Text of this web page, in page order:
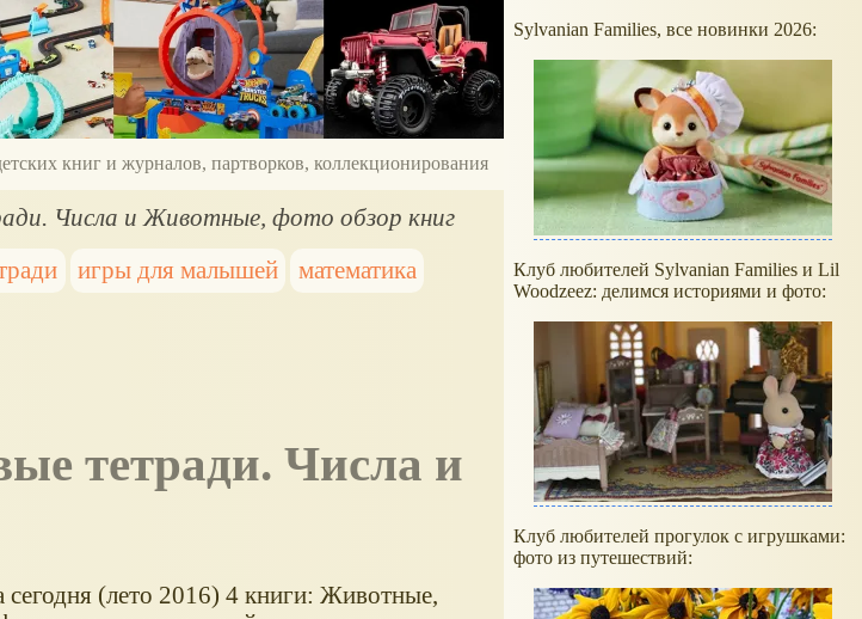
книг и журналов, партворков, коллекционирования
Числа и Животные, фото обзор книг
игры для малышей
математика
(лето 2016) 4 книги: Животные,
Sylvanian Families, все новинки 2026:
Клуб любителей Sylvanian Families и Lil
Woodzeez: делимся историями и фото:
Клуб любителей прогулок с игрушками:
фото из путешествий: